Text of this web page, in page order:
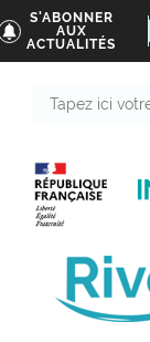
S'ABONNER
AUX
ACTUALITÉS